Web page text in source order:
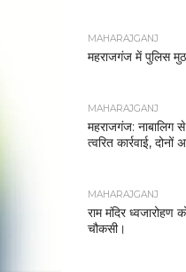
MAHARAJGANJ
महराजगंज में पुलिस
MAHARAJGANJ
महराजगंज: नाबालिग
त्वरित कार्रवाई, दोनों
MAHARAJGANJ
राम मंदिर ध्वजारोहण
चौकसी।